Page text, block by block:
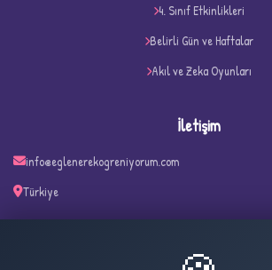
D
4. Sınıf Etkinlikleri
Belirli Gün ve Haftalar
Akıl ve Zeka Oyunları
İletişim
info@eglenerekogreniyorum.com
Türkiye